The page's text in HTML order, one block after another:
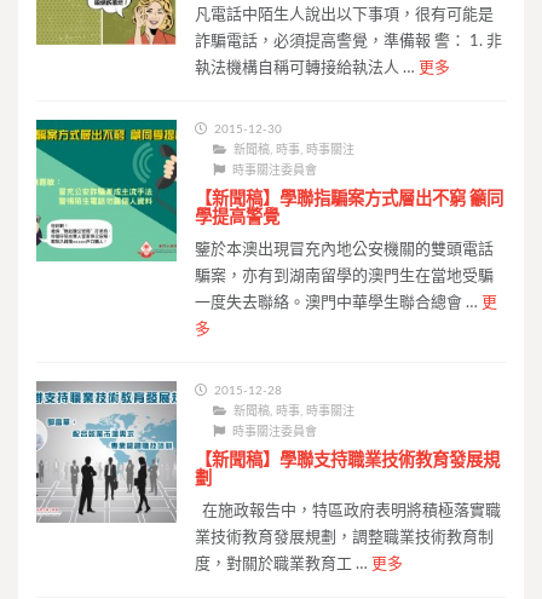
凡電話中陌生人說出以下事項，很有可能是
詐騙電話，必須提高警覺，準備報 警： 1. 非
執法機構自稱可轉接給執法人 … 更多
2015-12-30
新聞稿, 時事, 時事關注
時事關注委員會
【新聞稿】學聯指騙案方式層出不窮 籲同
學提高警覺
鑒於本澳出現冒充內地公安機關的雙頭電話
騙案，亦有到湖南留學的澳門生在當地受騙
一度失去聯絡。澳門中華學生聯合總會 … 更
多
2015-12-28
新聞稿, 時事, 時事關注
時事關注委員會
【新聞稿】學聯支持職業技術教育發展規
劃
在施政報告中，特區政府表明將積極落實職
業技術教育發展規劃，調整職業技術教育制
度，對關於職業教育工 … 更多